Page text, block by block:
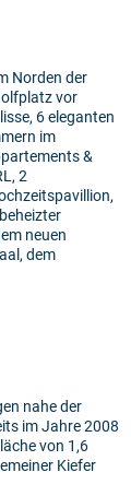
Norden der
vor
6 eleganten
im
&
2
neuen
dem
nahe der
im Jahre 2008
von 1,6
Kiefer